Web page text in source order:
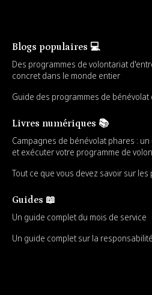
Blogs populaires 💻
Des programmes de volontariat
concret dans le monde entier
Guide des programmes de
Livres numériques 📚
Campagnes de bénévolat phares :
et exécuter votre programme de
Tout ce que vous devez savoir sur les
Guides 📖
Un guide complet du mois de service
Un guide complet sur la